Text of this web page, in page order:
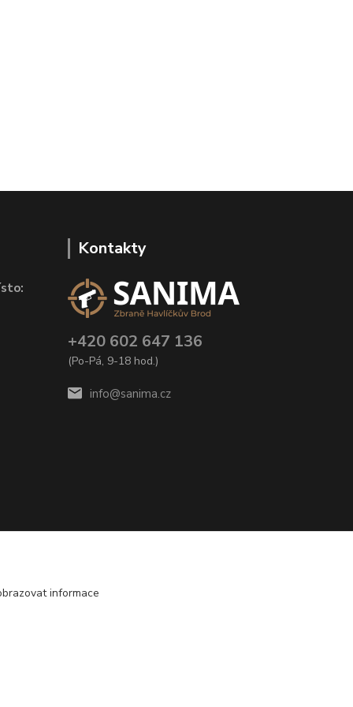
Kontakty
+420 602 647 136
(Po-Pá, 9-18 hod.)
info@sanima.cz
informace